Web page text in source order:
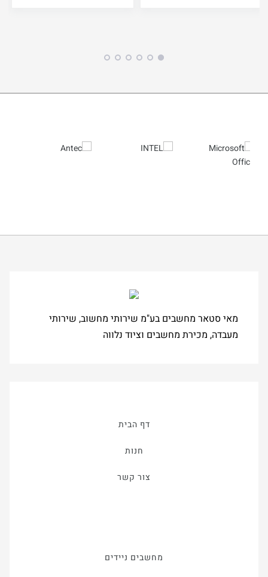
מאי סטאר מחשבים בע"מ שירותי מחשוב, שירותי
מעבדה, מכירת מחשבים וציוד נלווה
דף הבית
חנות
צור קשר
מחשבים ניידים